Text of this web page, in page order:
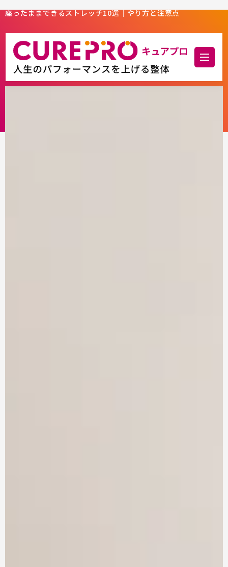
座ったままできるストレッチ10選｜やり方と注意点